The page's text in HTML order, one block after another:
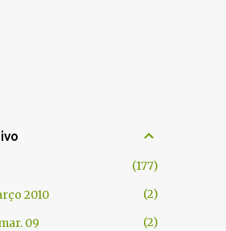
177
2010
2
09
2